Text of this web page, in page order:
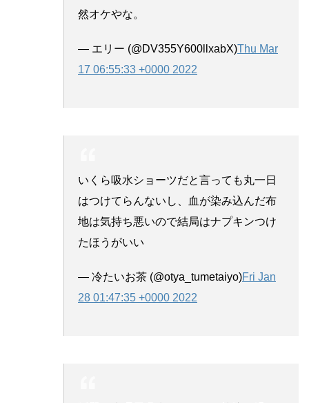
然オケやな。
— エリー (@DV355Y600llxabX)Thu Mar
17 06:55:33 +0000 2022
いくら吸水ショーツだと言っても丸一日
はつけてらんないし、血が染み込んだ布
地は気持ち悪いので結局はナプキンつけ
たほうがいい
— 冷たいお茶 (@otya_tumetaiyo)Fri Jan
28 01:47:35 +0000 2022